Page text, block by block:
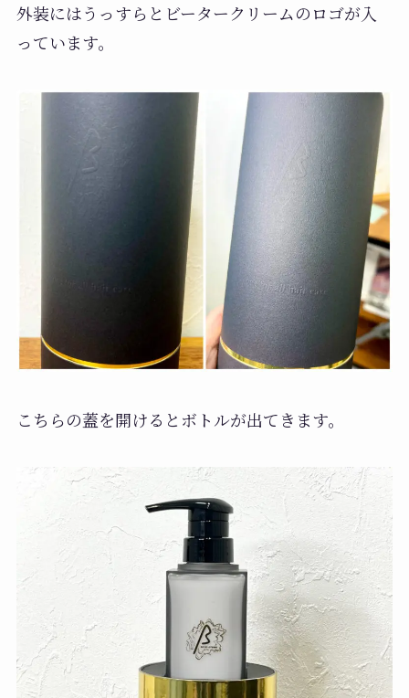
外装にはうっすらとビータークリームのロゴが入
っています。
こちらの蓋を開けるとボトルが出てきます。